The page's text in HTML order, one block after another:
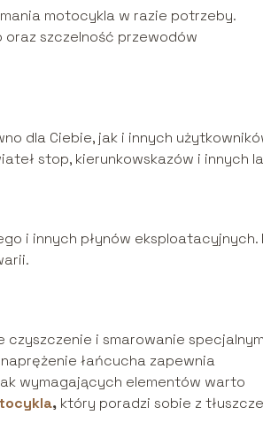
motocykla w razie potrzeby.
oraz szczelność przewodów
dla Ciebie, jak i innych
stop, kierunkowskazów i innych
i innych płynów eksploatacyjnych.
czyszczenie i smarowanie
łańcucha zapewnia
wymagających elementów warto
, który poradzi sobie z